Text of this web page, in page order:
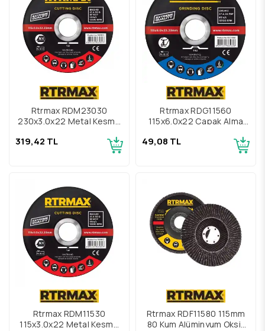
Rtrmax RDM23030
230x3.0x22 Metal Kesme
319,42 TL
Rtrmax RDG11560
115x6.0x22 Çapak Alma
49,08 TL
Rtrmax RDM11530
115x3.0x22 Metal Kesme
Rtrmax RDF11580 115mm
80 Kum Alüminyum Oksit